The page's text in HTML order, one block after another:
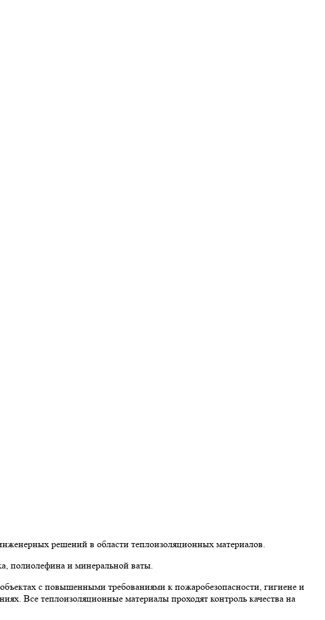
решений в области теплоизоляционных материалов.
полиолефина и минеральной ваты.
с повышенными требованиями к пожаробезопасности, гигиене и
Все теплоизоляционные материалы проходят контроль качества на